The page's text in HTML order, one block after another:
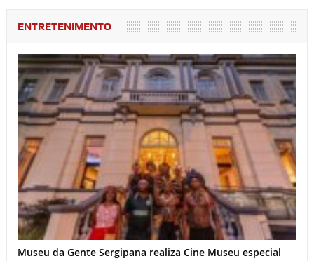
ENTRETENIMENTO
Museu da Gente Sergipana realiza Cine Museu especial